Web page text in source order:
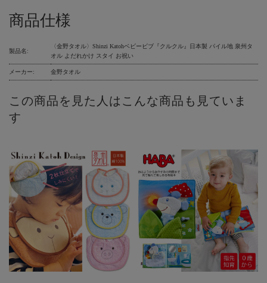
商品仕様
製品名:
〈金野タオル〉Shinzi Katohベビービブ『クルクル』日本製 パイル地 泉州タ
オル よだれかけ スタイ お祝い
メーカー: 金野タオル
この商品を見た人はこんな商品も見ていま
す